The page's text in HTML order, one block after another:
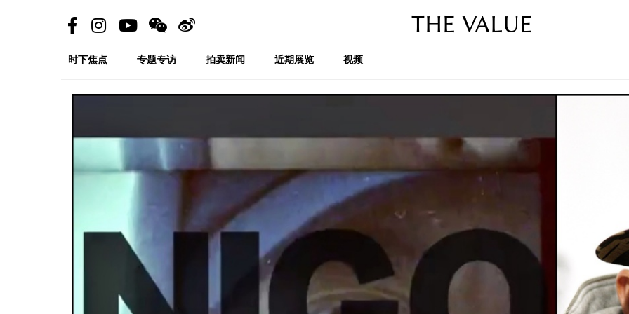
THE VALUE
时下焦点 专题专访 拍卖新闻 近期展览 视频